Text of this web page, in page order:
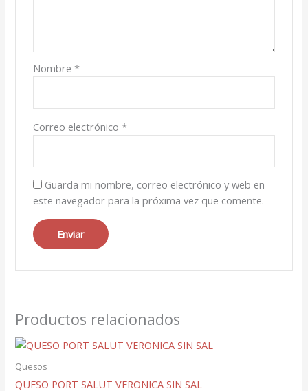
Nombre *
Correo electrónico *
Guarda mi nombre, correo electrónico y web en
este navegador para la próxima vez que comente.
Productos relacionados
Quesos
QUESO PORT SALUT VERONICA SIN SAL